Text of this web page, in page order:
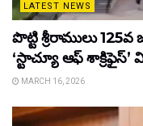
LATEST NEWS
పొట్టి శ్రీరాములు
‘స్టాచ్యూ ఆఫ్ శాక్రిఫైస్’
MARCH 16, 2026